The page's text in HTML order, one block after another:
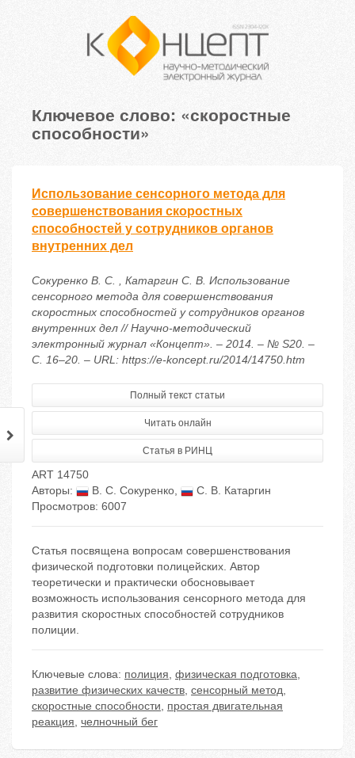
Ключевое слово: «скоростные
способности»
Использование сенсорного метода для
совершенствования скоростных
способностей у сотрудников органов
внутренних дел
Сокуренко В. С. , Катаргин С. В. Использование
сенсорного метода для совершенствования
скоростных способностей у сотрудников органов
внутренних дел // Научно-методический
электронный журнал «Концепт». – 2014. – № S20. –
С. 16–20. – URL: https://e-koncept.ru/2014/14750.htm
Полный текст статьи
Читать онлайн
Статья в РИНЦ
ART 14750
Авторы:
В. С. Сокуренко,
С. В. Катаргин
Просмотров: 6007
Статья посвящена вопросам совершенствования
физической подготовки полицейских. Автор
теоретически и практически обосновывает
возможность использования сенсорного метода для
развития скоростных способностей сотрудников
полиции.
Ключевые слова: полиция, физическая подготовка,
развитие физических качеств, сенсорный метод,
скоростные способности, простая двигательная
реакция, челночный бег